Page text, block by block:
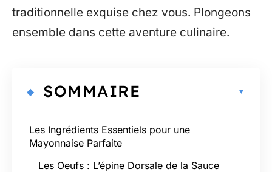
traditionnelle exquise chez vous. Plongeons
ensemble dans cette aventure culinaire.
SOMMAIRE
Les Ingrédients Essentiels pour une
Mayonnaise Parfaite
Les Oeufs : L’épine Dorsale de la Sauce